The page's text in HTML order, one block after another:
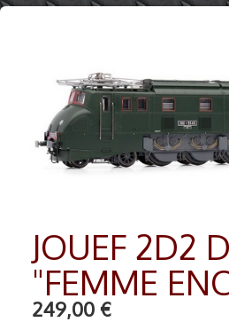
TRAIN HO▼
MAQUETTES▼
RADIO COMMANDE ▼
PEINTURE MATIERE PREMIERE
JOUEF 2D2
"FEMME
249,00 €